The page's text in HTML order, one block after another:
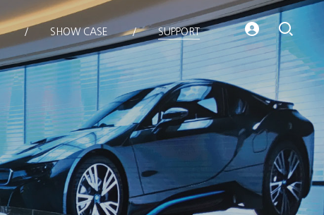
SHOW CASE SUPPORT